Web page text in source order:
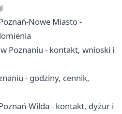
Nowe Miasto -
Poznaniu - kontakt, wnioski i
- godziny, cennik,
Wilda - kontakt, dyżur i